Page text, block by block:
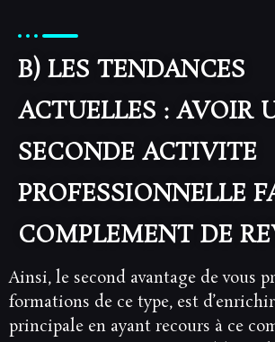
B) LES TENDANCES
ACTUELLES : AVOIR
SECONDE ACTIVITE
PROFESSIONNELLE
COMPLEMENT DE
Ainsi, le second avantage de vous
formations de ce type, est
principale en ayant recours à ce